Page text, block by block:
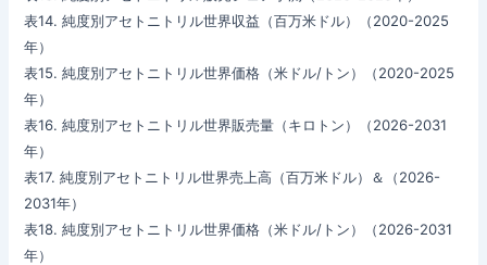
表14. 純度別アセトニトリル世界収益（百万米ドル）（2020-2025
年）
表15. 純度別アセトニトリル世界価格（米ドル/トン）（2020-2025
年）
表16. 純度別アセトニトリル世界販売量（キロトン）（2026-2031
年）
表17. 純度別アセトニトリル世界売上高（百万米ドル）＆（2026-
2031年）
表18. 純度別アセトニトリル世界価格（米ドル/トン）（2026-2031
年）